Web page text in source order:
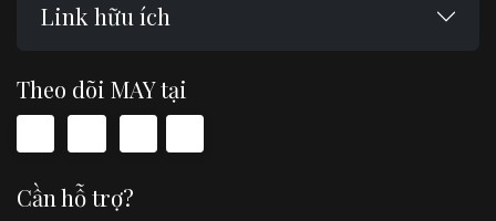
Link hữu ích
Theo dõi MAY tại
Cần hỗ trợ?